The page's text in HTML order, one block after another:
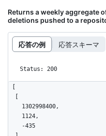
Returns a weekly aggregate
deletions pushed to a
応答の例 応答スキーマ
Status: 200